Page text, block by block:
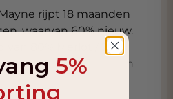
rijpt 18 maanden
waarvan 60% nieuw.
van 80% Merlot / 20%
gemiddelde leeftijd van
35 jaar. De smaak van
5%